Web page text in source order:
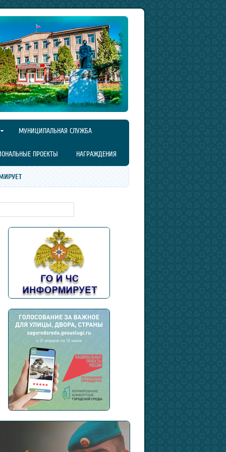
МУНИЦИПАЛЬНАЯ СЛУЖБА
ПРОЕКТЫ НАГРАЖДЕНИЯ